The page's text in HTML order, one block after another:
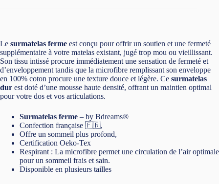
Le surmatelas ferme est conçu pour offrir un soutien et une fermeté
supplémentaire à votre matelas existant, jugé trop mou ou vieillissant.
Son tissu intissé procure immédiatement une sensation de fermeté et
d’enveloppement tandis que la microfibre remplissant son enveloppe
en 100% coton procure une texture douce et légère. Ce surmatelas
dur est doté d’une mousse haute densité, offrant un maintien optimal
pour votre dos et vos articulations.
Surmatelas ferme – by Bdreams®
Confection française 🇫🇷,
Offre un sommeil plus profond,
Certification Oeko-Tex
Respirant : La microfibre permet une circulation de l’air optimale
pour un sommeil frais et sain.
Disponible en plusieurs tailles